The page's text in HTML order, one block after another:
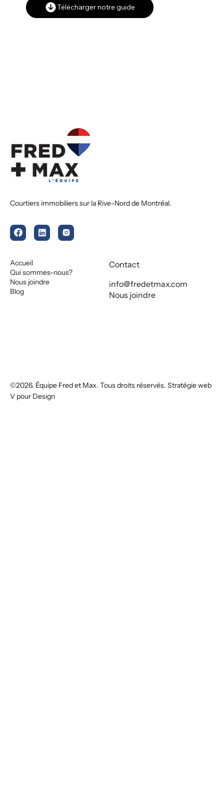
Télécharger notre guide
Courtiers immobiliers sur la Rive-Nord de Montréal.
Contact
info@fredetmax.com
Nous joindre
Accueil
Qui sommes-nous?
Nous joindre
Blog
©2026. Équipe Fred et Max. Tous droits réservés. Stratégie web
V pour Design